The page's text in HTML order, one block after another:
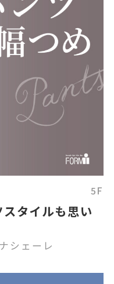
5F
スタイルも思い
シェーレ